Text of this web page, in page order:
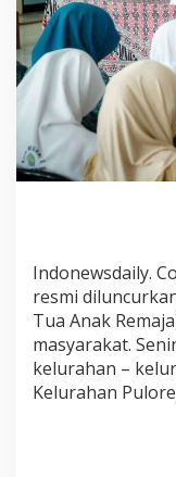
Indonewsdaily.
resmi
Tua Anak
masyarakat.
kelurahan –
Kelurahan